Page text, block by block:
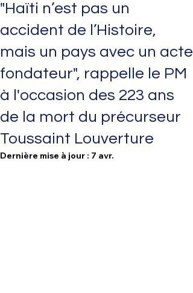
"Haïti n’est pas un
accident de l’Histoire,
mais un pays avec un acte
fondateur", rappelle le PM
à l'occasion des 223 ans
de la mort du précurseur
Toussaint Louverture
Dernière mise à jour : 7 avr.